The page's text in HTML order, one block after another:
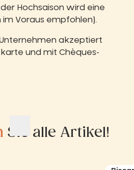
Hochsaison wird eine
im Voraus empfohlen).
akzeptiert
und mit Chèques-
Sie alle Artikel!